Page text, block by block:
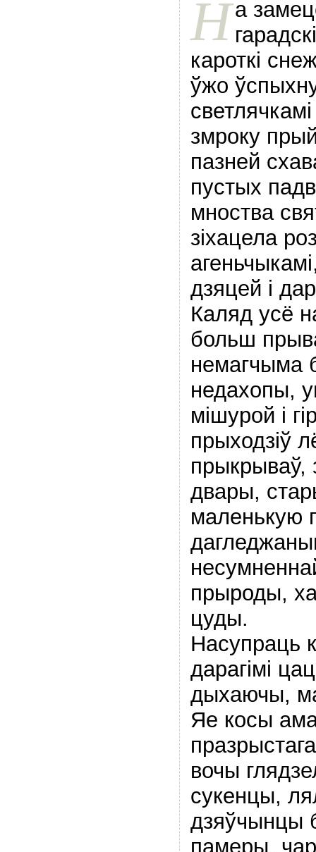
На
кароткі
ўжо
змроку
пазней
пустых
мноства
зіхацела
дзяцей і
Каляд усё
больш
немагчыма
недахопы,
мішурой і
прыходзіў
прыкрываў,
двары,
маленькую
прыроды,
цуды.
Насупраць
дарагімі
дыхаючы,
Яе косы
вочы
сукенцы,
дзяўчынцы
памеры,